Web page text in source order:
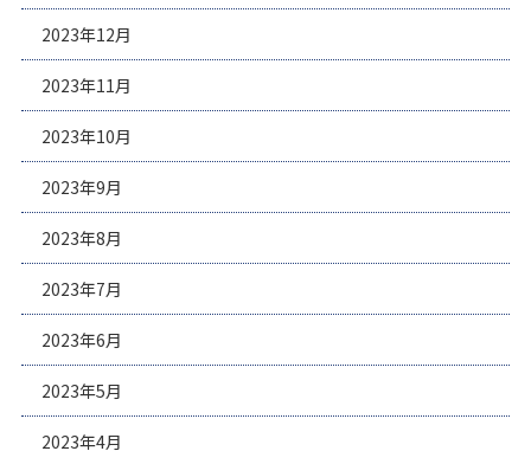
2023年12月
2023年11月
2023年10月
2023年9月
2023年8月
2023年7月
2023年6月
2023年5月
2023年4月